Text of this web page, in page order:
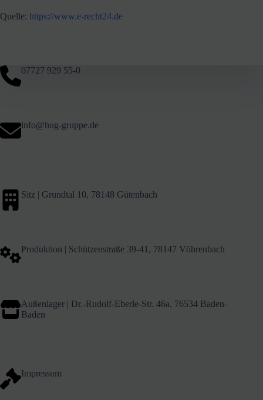
Quelle: https://www.e-recht24.de
07727 929 55-0
info@hug-gruppe.de
Sitz | Grundtal 10, 78148 Gütenbach
Produktion | Schützenstraße 39-41, 78147 Vöhrenbach
Außenlager | Dr.-Rudolf-Eberle-Str. 46a, 76534 Baden-
Baden
Impressum